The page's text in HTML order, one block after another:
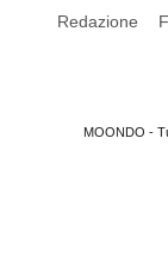
Redazione
MOONDO -